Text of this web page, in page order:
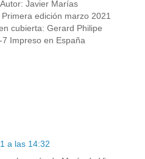
Javier Marías
edición marzo 2021
cubierta: Gerard Philipe
Impreso en España
a las 14:32